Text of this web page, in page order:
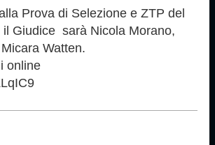
Prova di Selezione e ZTP del
il Giudice sarà Nicola Morano,
Watten.
online